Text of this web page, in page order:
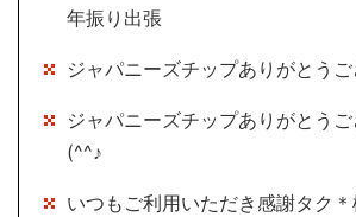
年振り出張
ジャパニーズチップありがとう
ジャパニーズチップありがとう
(^^♪
いつもご利用いただき感謝タク